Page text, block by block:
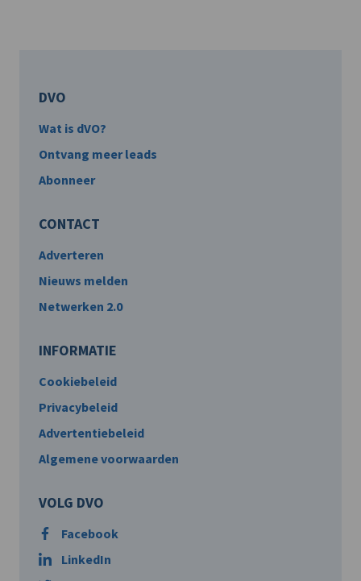
DVO
Wat is dVO?
Ontvang meer leads
Abonneer
CONTACT
Adverteren
Nieuws melden
Netwerken 2.0
INFORMATIE
Cookiebeleid
Privacybeleid
Advertentiebeleid
Algemene voorwaarden
VOLG DVO
Facebook
LinkedIn